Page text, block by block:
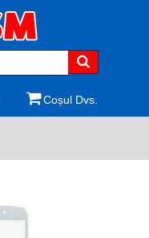
Coșul Dvs.